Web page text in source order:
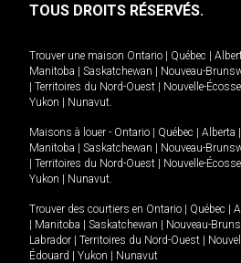
TOUS DROITS RÉSERVÉS.
Trouver une maison Ontario | Québec |
Manitoba | Saskatchewan | Nouveau-
| Territoires du Nord-Ouest | Nouvelle-Écosse
Yukon | Nunavut
Maisons à louer - Ontario | Québec | Alberta |
Manitoba | Saskatchewan | Nouveau-
| Territoires du Nord-Ouest | Nouvelle-Écosse
Yukon | Nunavut
Trouver des courtiers en Ontario | Québec |
| Manitoba | Saskatchewan | Nouveau-
Labrador | Territoires du Nord-Ouest |
Édouard | Yukon | Nunavut